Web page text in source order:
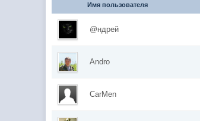
Имя пользователя
@ндрей
Andro
CarMen